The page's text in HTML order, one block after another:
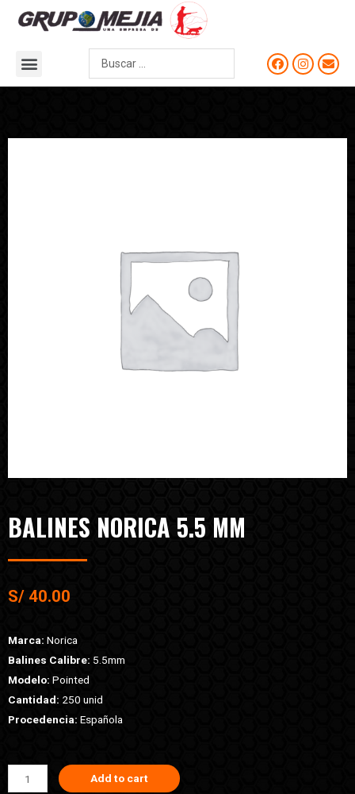
BALINES NORICA 5.5 MM
S/ 40.00
Marca: Norica
Balines Calibre: 5.5mm
Modelo: Pointed
Cantidad: 250 unid
Procedencia: Española
Add to cart